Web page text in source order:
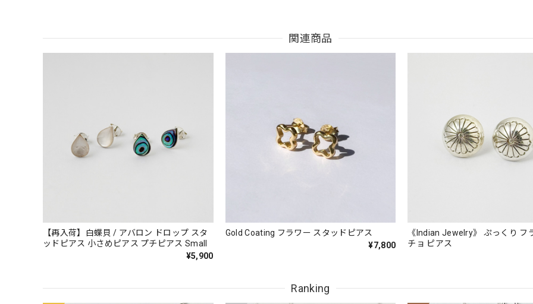
関連商品
【再入荷】白蝶貝 / アバロン ドロップ スタ
ッドピアス 小さめピアス プチピアス Small
¥5,900
Gold Coating フラワー スタッドピアス
¥7,800
《Indian Jewelry》 ぷっくり フ
チョ ピアス
Ranking